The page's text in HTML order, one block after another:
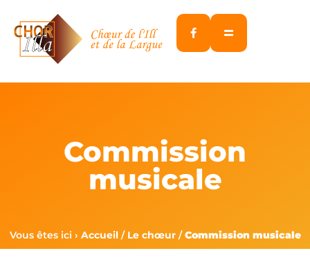
Commission
musicale
Vous êtes ici › Accueil/ Le chœur/Commission musicale